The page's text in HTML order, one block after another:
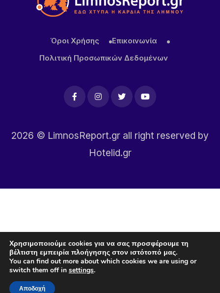
23 ΏΡΕΣ ΠΡΙΝ
Όροι Χρήσης
Επικοινωνία
Πολιτική Προσωπικών Δεδομένων
2026 © LimnosReport.gr all right reserved by
Hotelid.gr
Χρησιμοποιούμε cookies για να σας προσφέρουμε τη
βέλτιστη εμπειρία πλοήγησης στον ιστότοπό μας.
You can find out more about which cookies we are using or
switch them off in settings.
Αποδοχή